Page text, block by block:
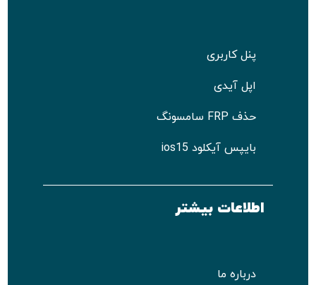
پنل کاربری
اپل آیدی
حذف FRP سامسونگ
بایپس آیکلود ios15
اطلاعات بیشتر
درباره ما